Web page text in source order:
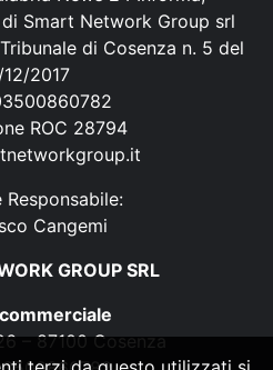
Smart Network Group srl
di Cosenza n. 5 del
12/2017
ROC 28794
Cangemi
GROUP SRL
– 87100 Cosenza